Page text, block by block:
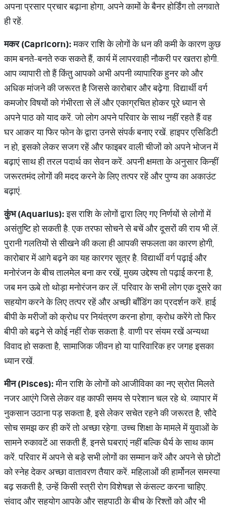
अपना प्रसार प्रचार बढ़ाना होगा, अपने कामों के बैनर होर्डिंग तो लगवाते
ही रहें.
मकर (Capricorn):मकर राशि के लोगों के धन की कमी के कारण कुछ
काम बनते-बनते रुक सकते हैं, कार्य में लापरवाही नौकरी पर खतरा होगी.
आप व्यापारी तो हैं किंतु आपको अभी अपनी व्यापारिक हुनर को और
अधिक मांजने की जरूरत है जिससे कारोबार और बढ़ेगा. विद्यार्थी वर्ग
कमजोर विषयों को गंभीरता से लें और एकाग्रचित होकर पूरे ध्यान से
अपने पाठ को याद करें. जो लोग अपने परिवार के साथ नहीं रहते हैं वह
घर आकर या फिर फोन के द्वारा उनसे संपर्क बनाए रखें. हाइपर एसिडिटी
न हो, इसको लेकर सजग रहें और फाइबर वाली चीजों को अपने भोजन में
बढ़ाएं साथ ही तरल पदार्थ का सेवन करें. अपनी क्षमता के अनुसार किन्हीं
जरूरतमंद लोगों की मदद करने के लिए तत्पर रहें और पुण्य का अकाउंट
बढ़ाएं.
कुंभ (Aquarius):इस राशि के लोगों द्वारा लिए गए निर्णयों से लोगों में
असंतुष्टि हो सकती है. एक तरफा सोचने से बचें और दूसरों की राय भी लें.
पुरानी गलतियों से सीखने की कला ही आपकी सफलता का कारण होगी,
कारोबार में आगे बढ़ने का यह कारगर सूत्र है. विद्यार्थी वर्ग पढ़ाई और
मनोरंजन के बीच तालमेल बना कर रखें, मुख्य उद्देश्य तो पढ़ाई करना है,
जब मन ऊबे तो थोड़ा मनोरंजन कर लें. परिवार के सभी लोग एक दूसरे का
सहयोग करने के लिए तत्पर रहें और अच्छी बॉंडिंग का प्रदर्शन करें. हाई
बीपी के मरीजों को क्रोध पर नियंत्रण करना होगा, क्रोध करेंगे तो फिर
बीपी को बढ़ने से कोई नहीं रोक सकता है. वाणी पर संयम रखें अन्यथा
विवाद हो सकता है, सामाजिक जीवन हो या पारिवारिक हर जगह इसका
ध्यान रखें.
मीन (Pisces):मीन राशि के लोगों को आजीविका का नए स्रोत मिलते
नजर आएंगे जिसे लेकर वह काफी समय से परेशान चल रहे थे. व्यापार में
नुकसान उठाना पड़ सकता है, इसे लेकर सचेत रहने की जरूरत है, सौदे
सोच समझ कर ही करें तो अच्छा रहेगा. उच्च शिक्षा के मामले में युवाओं के
सामने रुकावटें आ सकती हैं, इनसे घबराएं नहीं बल्कि धैर्य के साथ काम
करें. परिवार में अपने से बड़े सभी लोगों का सम्मान करें और अपने से छोटों
को स्नेह देकर अच्छा वातावरण तैयार करें. महिलाओं की हार्मोनल समस्या
बढ़ सकती है, उन्हें किसी स्त्री रोग विशेषज्ञ से कंसल्ट करना चाहिए.
संवाद और सहयोग आपके और सहपाठी के बीच के रिश्तों को और भी